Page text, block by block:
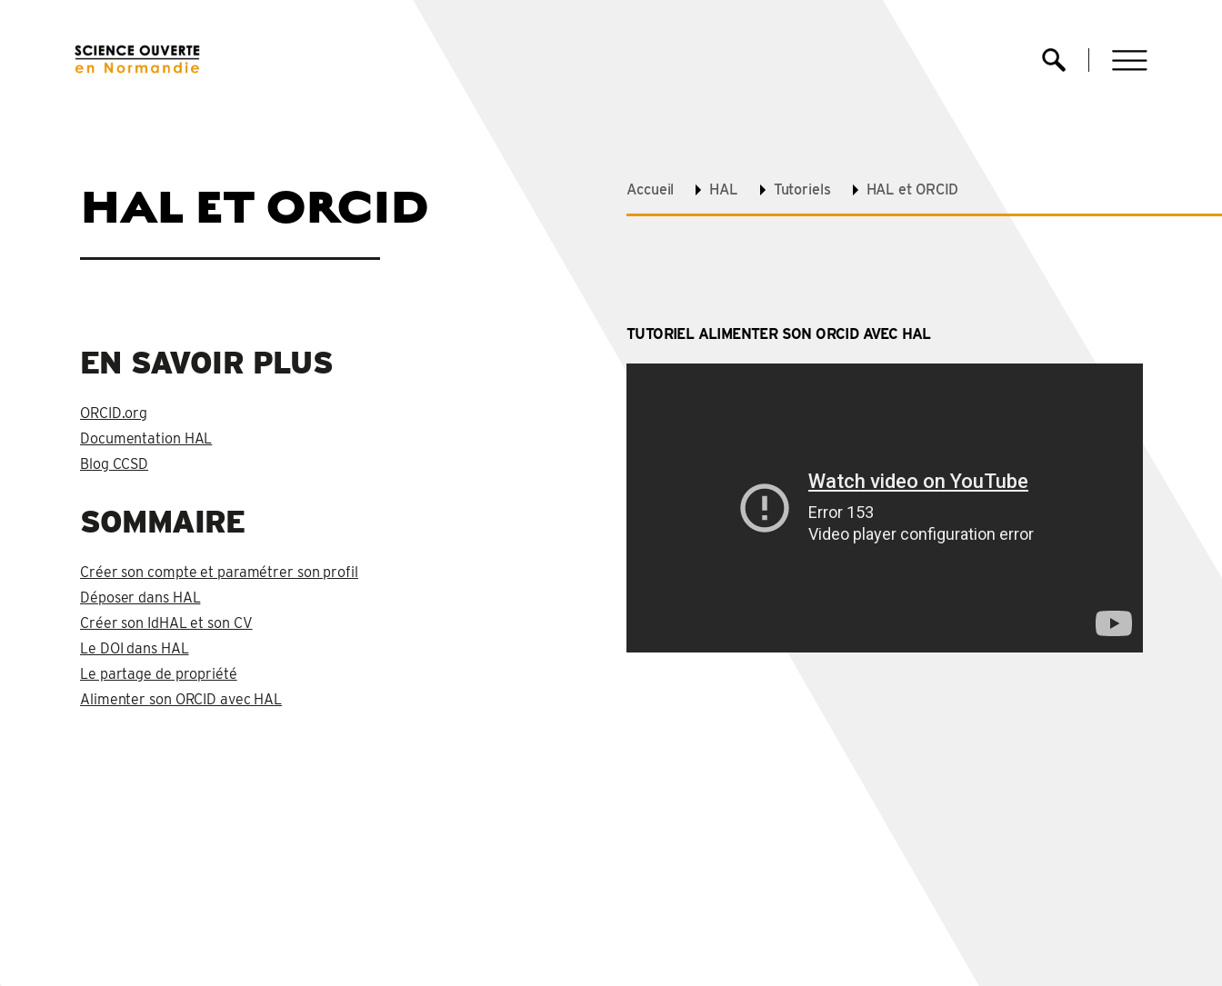
menu
HAL ET ORCID
EN SAVOIR PLUS
ORCID.org
Documentation HAL
Blog CCSD
SOMMAIRE
Créer son compte et paramétrer son profil
Déposer dans HAL
Créer son IdHAL et son CV
Le DOI dans HAL
Le partage de propriété
Alimenter son ORCID avec HAL
Accueil HAL Tutoriels HAL et ORCID
TUTORIEL ALIMENTER SON ORCID AVEC HAL